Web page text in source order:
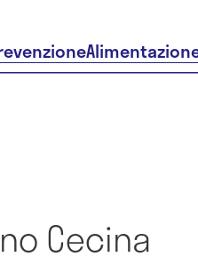
Cecina